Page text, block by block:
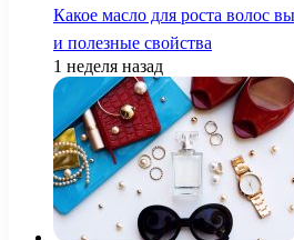
Какое масло для роста волос
и полезные свойства
1 неделя назад